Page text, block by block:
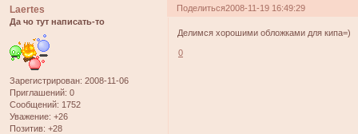
Поделиться2008-11-19 16:49:29
Laertes
Да чо тут написать-то
Зарегистрирован: 2008-11-06
Приглашений: 0
Сообщений: 1752
Уважение: +26
Позитив: +28
Делимся хорошими обложками для кипа=)
0